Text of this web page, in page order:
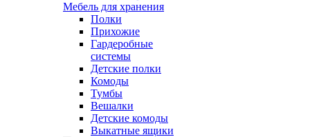
Мебель для хранения
Полки
Прихожие
Гардеробные
системы
Детские полки
Комоды
Тумбы
Вешалки
Детские комоды
Выкатные ящики